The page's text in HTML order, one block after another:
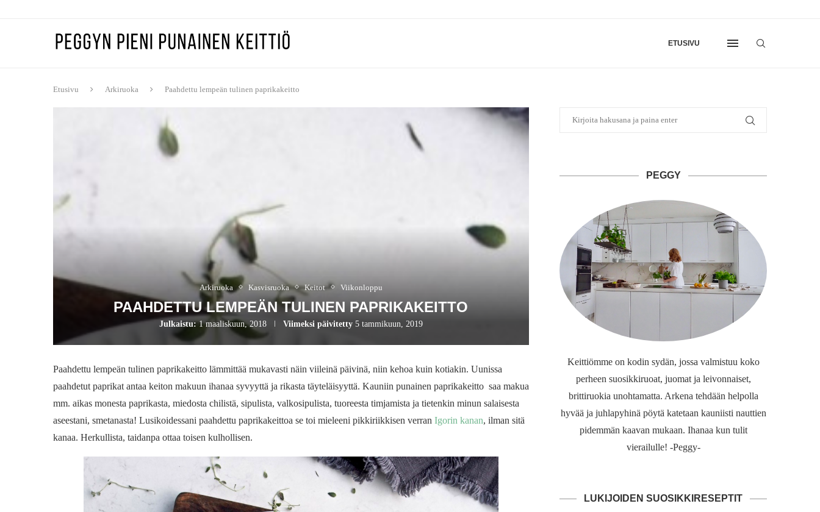
ETUSIVU
Etusivu Arkiruoka Paahdettu lempeän tulinen paprikakeitto
Arkiruoka Kasvisruoka Keitot Viikonloppu
PAAHDETTU LEMPEÄN TULINEN PAPRIKAKEITTO
Julkaistu: 1 maaliskuun, 2018 Viimeksi päivitetty 5 tammikuun, 2019
Paahdettu lempeän tulinen paprikakeitto lämmittää mukavasti näin viileinä päivinä, niin kehoa kuin kotiakin. Uunissa
paahdetut paprikat antaa keiton makuun ihanaa syvyyttä ja rikasta täyteläisyyttä. Kauniin punainen paprikakeitto saa makua
mm. aikas monesta paprikasta, miedosta chilistä, sipulista, valkosipulista, tuoreesta timjamista ja tietenkin minun salaisesta
aseestani, smetanasta! Lusikoidessani paahdettu paprikakeittoa se toi mieleeni pikkiriikkisen verran Igorin kanan, ilman sitä
kanaa. Herkullista, taidanpa ottaa toisen kulhollisen.
PEGGY
Keittiömme on kodin sydän, jossa valmistuu koko
perheen suosikkiruoat, juomat ja leivonnaiset,
brittiruokia unohtamatta. Arkena tehdään helpolla
hyvää ja juhlapyhinä pöytä katetaan kauniisti nauttien
pidemmän kaavan mukaan. Ihanaa kun tulit
vierailulle! -Peggy-
LUKIJOIDEN SUOSIKKIRESEPTIT